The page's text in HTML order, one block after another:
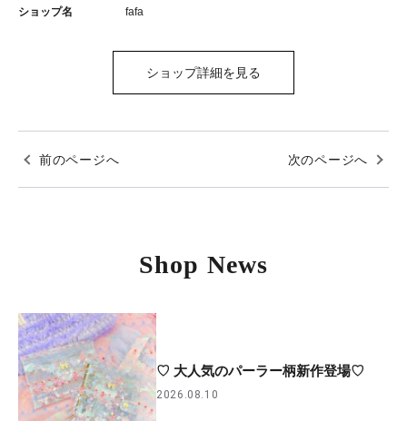
ショップ名 fafa
ショップ詳細を見る
前のページへ 次のページへ
Shop News
♡ 大人気のパーラー柄新作登場♡
2026.08.10